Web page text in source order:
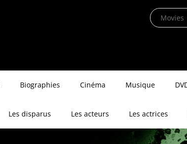
Biographies Cinéma Musique
Les disparus Les acteurs Les actrices